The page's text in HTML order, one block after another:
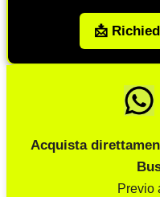
📩
Acquista
Previo